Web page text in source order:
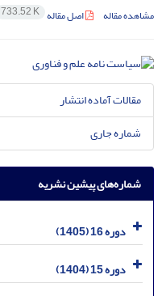
مشاهده مقاله اصل مقاله 733.52 K
مقالات آماده انتشار
شماره جاری
شماره‌های پیشین نشریه
دوره 16 (1405)
دوره 15 (1404)